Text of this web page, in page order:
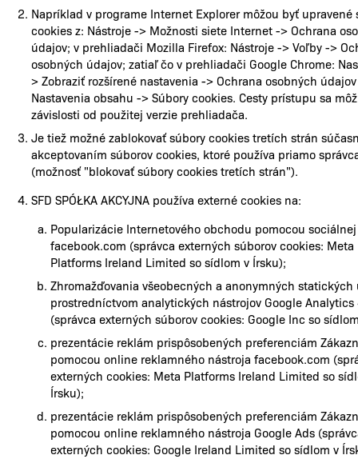
Napríklad v programe Internet Explorer môžou byť upravené
cookies z: Nástroje -> Možnosti siete Internet -> Ochrana
údajov; v prehliadači Mozilla Firefox: Nástroje -> Voľby ->
osobných údajov; zatiaľ čo v prehliadači Google Chrome:
> Zobraziť rozšírené nastavenia -> Ochrana osobných
Nastavenia obsahu -> Súbory cookies. Cesty prístupu sa
závislosti od použitej verzie prehliadača.
Je tiež možné zablokovať súbory cookies tretích strán
akceptovaním súborov cookies, ktoré používa priamo
(možnosť "blokovať súbory cookies tretích strán").
SFD SPÓŁKA AKCYJNA používa externé cookies na:
Popularizácie Internetového obchodu pomocou
facebook.com (správca externých súborov cookies: Meta
Platforms Ireland Limited so sídlom v Írsku);
Zhromažďovania všeobecných a anonymných statických
prostredníctvom analytických nástrojov Google Analytics
(správca externých súborov cookies: Google Inc so
prezentácie reklám prispôsobených preferenciám
pomocou online reklamného nástroja facebook.com
externých cookies: Meta Platforms Ireland Limited so
Írsku);
prezentácie reklám prispôsobených preferenciám
pomocou online reklamného nástroja Google Ads
externých cookies: Google Ireland Limited so sídlom v